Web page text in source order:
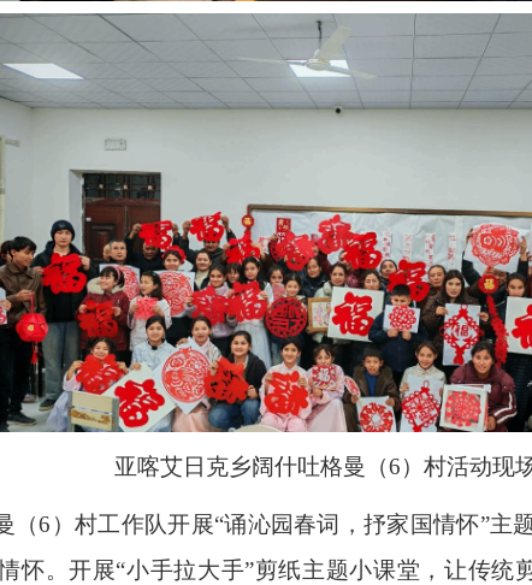
亚喀艾日克乡阔什吐格曼（6）村活动现
（6）村工作队开展“诵沁园春词，抒家国情怀”主
怀。开展“小手拉大手”剪纸主题小课堂，让传统